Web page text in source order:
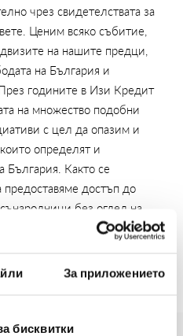
За приложението
бисквитки
чрез свидетелствата за
Ценим всяко събитие,
на нашите предци,
на България и
годините в Изи Кредит
на множество подобни
с цел да опазим и
определят и
България. Както се
достъп до
без оглед на
и да бъдем надежден